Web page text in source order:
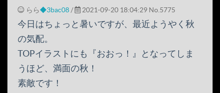
らら◆3bac08 / 2021-09-20 18:04:29 No.5775
今日はちょっと暑いですが、最近ようやく秋
の気配。
TOPイラストにも『おおっ！』となってしま
うほど、満面の秋！
素敵です！